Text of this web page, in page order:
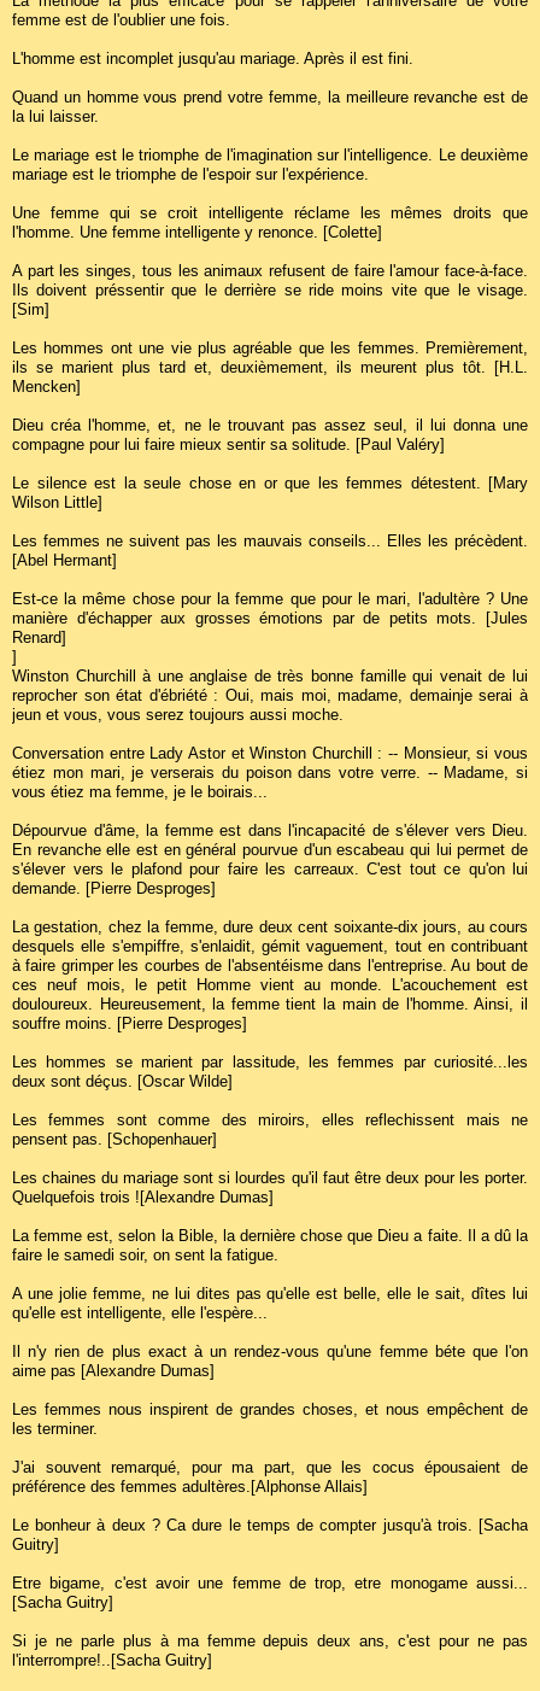
femme est de l'oublier une fois.
L'homme est incomplet jusqu'au mariage. Après il est fini.
Quand un homme vous prend votre femme, la meilleure revanche est de
la lui laisser.
Le mariage est le triomphe de l'imagination sur l'intelligence. Le deuxième
mariage est le triomphe de l'espoir sur l'expérience.
Une femme qui se croit intelligente réclame les mêmes droits que
l'homme. Une femme intelligente y renonce. [Colette]
A part les singes, tous les animaux refusent de faire l'amour face-à-face.
Ils doivent préssentir que le derrière se ride moins vite que le visage.
[Sim]
Les hommes ont une vie plus agréable que les femmes. Premièrement,
ils se marient plus tard et, deuxièmement, ils meurent plus tôt. [H.L.
Mencken]
Dieu créa l'homme, et, ne le trouvant pas assez seul, il lui donna une
compagne pour lui faire mieux sentir sa solitude. [Paul Valéry]
Le silence est la seule chose en or que les femmes détestent. [Mary
Wilson Little]
Les femmes ne suivent pas les mauvais conseils... Elles les précèdent.
[Abel Hermant]
Est-ce la même chose pour la femme que pour le mari, l'adultère ? Une
manière d'échapper aux grosses émotions par de petits mots. [Jules
Renard]
]
Winston Churchill à une anglaise de très bonne famille qui venait de lui
reprocher son état d'ébriété : Oui, mais moi, madame, demainje serai à
jeun et vous, vous serez toujours aussi moche.
Conversation entre Lady Astor et Winston Churchill : -- Monsieur, si vous
étiez mon mari, je verserais du poison dans votre verre. -- Madame, si
vous étiez ma femme, je le boirais...
Dépourvue d'âme, la femme est dans l'incapacité de s'élever vers Dieu.
En revanche elle est en général pourvue d'un escabeau qui lui permet de
s'élever vers le plafond pour faire les carreaux. C'est tout ce qu'on lui
demande. [Pierre Desproges]
La gestation, chez la femme, dure deux cent soixante-dix jours, au cours
desquels elle s'empiffre, s'enlaidit, gémit vaguement, tout en contribuant
à faire grimper les courbes de l'absentéisme dans l'entreprise. Au bout de
ces neuf mois, le petit Homme vient au monde. L'acouchement est
douloureux. Heureusement, la femme tient la main de l'homme. Ainsi, il
souffre moins. [Pierre Desproges]
Les hommes se marient par lassitude, les femmes par curiosité...les
deux sont déçus. [Oscar Wilde]
Les femmes sont comme des miroirs, elles reflechissent mais ne
pensent pas. [Schopenhauer]
Les chaines du mariage sont si lourdes qu'il faut être deux pour les porter.
Quelquefois trois ![Alexandre Dumas]
La femme est, selon la Bible, la dernière chose que Dieu a faite. Il a dû la
faire le samedi soir, on sent la fatigue.
A une jolie femme, ne lui dites pas qu'elle est belle, elle le sait, dîtes lui
qu'elle est intelligente, elle l'espère...
Il n'y rien de plus exact à un rendez-vous qu'une femme béte que l'on
aime pas [Alexandre Dumas]
Les femmes nous inspirent de grandes choses, et nous empêchent de
les terminer.
J'ai souvent remarqué, pour ma part, que les cocus épousaient de
préférence des femmes adultères.[Alphonse Allais]
Le bonheur à deux ? Ca dure le temps de compter jusqu'à trois. [Sacha
Guitry]
Etre bigame, c'est avoir une femme de trop, etre monogame aussi...
[Sacha Guitry]
Si je ne parle plus à ma femme depuis deux ans, c'est pour ne pas
l'interrompre!..[Sacha Guitry]